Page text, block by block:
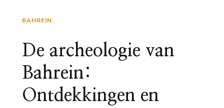
BAHREIN
De archeologie van
Bahrein:
Ontdekkingen en